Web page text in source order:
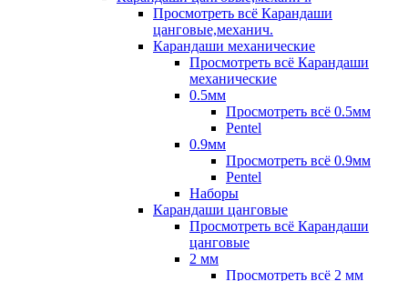
Просмотреть всё Карандаши
цанговые,механич.
Карандаши механические
Просмотреть всё Карандаши
механические
0.5мм
Просмотреть всё 0.5мм
Pentel
0.9мм
Просмотреть всё 0.9мм
Pentel
Наборы
Карандаши цанговые
Просмотреть всё Карандаши
цанговые
2 мм
Просмотреть всё 2 мм